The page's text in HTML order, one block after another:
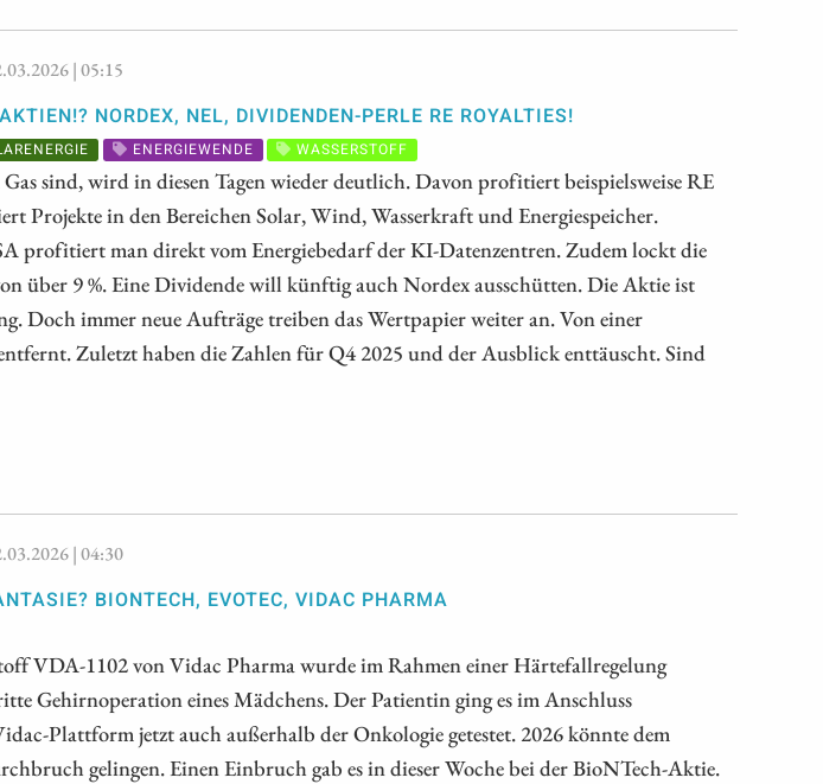
| 05:15
NORDEX, NEL, DIVIDENDEN-PERLE RE ROYALTIES!
ENERGIEWENDE WASSERSTOFF
sind, wird in diesen Tagen wieder deutlich. Davon profitiert beispielsweise RE
Projekte in den Bereichen Solar, Wind, Wasserkraft und Energiespeicher.
profitiert man direkt vom Energiebedarf der KI-Datenzentren. Zudem lockt die
über 9 %. Eine Dividende will künftig auch Nordex ausschütten. Die Aktie ist
Doch immer neue Aufträge treiben das Wertpapier weiter an. Von einer
Zuletzt haben die Zahlen für Q4 2025 und der Ausblick enttäuscht. Sind
| 04:30
BIONTECH, EVOTEC, VIDAC PHARMA
VDA-1102 von Vidac Pharma wurde im Rahmen einer Härtefallregelung
Gehirnoperation eines Mädchens. Der Patientin ging es im Anschluss
Plattform jetzt auch außerhalb der Onkologie getestet. 2026 könnte dem
gelingen. Einen Einbruch gab es in dieser Woche bei der BioNTech-Aktie.